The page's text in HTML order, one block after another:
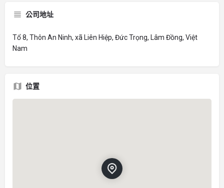
公司地址
Tổ 8, Thôn An Ninh, xã Liên Hiệp, Đức Trọng, Lâm Đồng, Việt
Nam
位置